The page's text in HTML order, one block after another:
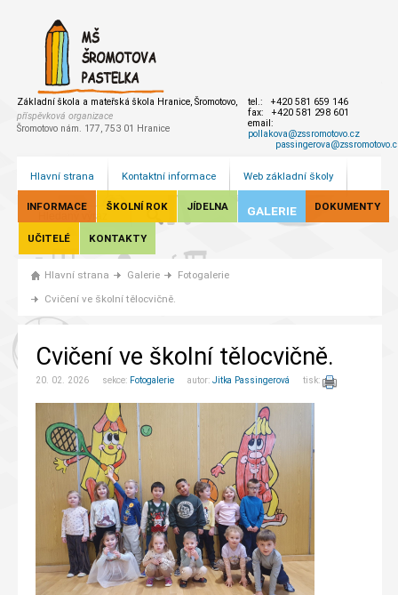
Základní škola a mateřská škola Hranice, Šromotovo,
příspěvková organizace
Šromotovo nám. 177, 753 01 Hranice
tel.: +420 581 659 146
fax: +420 581 298 601
email:
pollakova@zssromotovo.cz
Hlavní strana Kontaktní informace Web základní školy
INFORMACE ŠKOLNÍ ROK JÍDELNA GALERIE DOKUMENTY
UČITELÉ KONTAKTY
Hlavní strana Galerie
Fotogalerie
Cvičení ve školní tělocvičně.
Cvičení ve školní tělocvičně.
20. 02. 2026 sekce: Fotogalerie autor: Jitka Passingerová tisk: